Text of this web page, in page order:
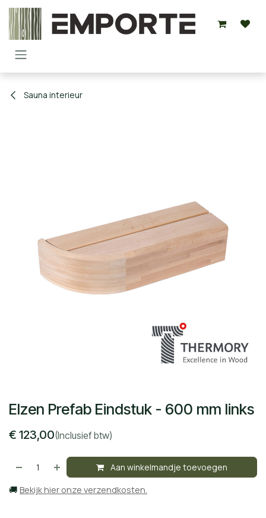
Overslaan naar inhoud
Sauna interieur
Elzen Prefab Eindstuk - 600 mm links
€ 123,00(Inclusief btw)
Aan winkelmandje toevoegen
🚚 Bekijk hier onze verzendkosten.